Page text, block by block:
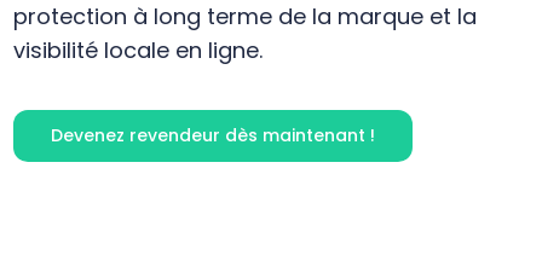
protection à long terme de la marque et la
visibilité locale en ligne.
Devenez revendeur dès maintenant !